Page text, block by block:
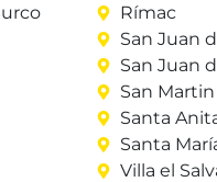
Rímac
San Juan
San Juan
San
Santa
Santa
Villa el